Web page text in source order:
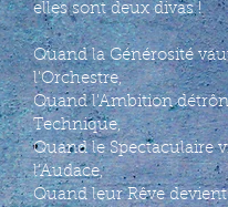
elles sont deux divas !
Quand la Générosité
l'Orchestre,
Quand l'Ambition
Technique,
Quand le Spectaculaire
l'Audace,
Quand leur Rêve